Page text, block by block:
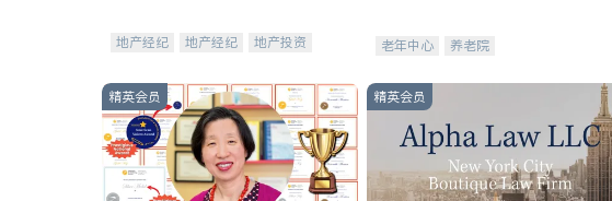
地产经纪 地产经纪
地产投资
老年中心 养老院
精英会员 精英会员